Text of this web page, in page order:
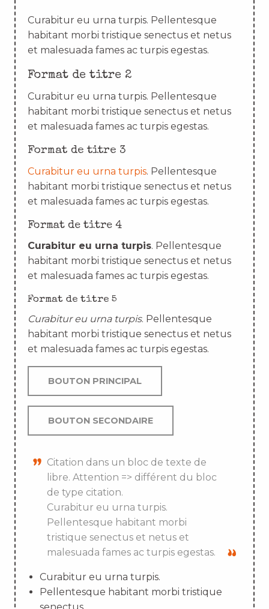
Curabitur eu urna turpis. Pellentesque
habitant morbi tristique senectus et netus
et malesuada fames ac turpis egestas.
Format de titre 2
Curabitur eu urna turpis. Pellentesque
habitant morbi tristique senectus et netus
et malesuada fames ac turpis egestas.
Format de titre 3
Curabitur eu urna turpis. Pellentesque
habitant morbi tristique senectus et netus
et malesuada fames ac turpis egestas.
Format de titre 4
Curabitur eu urna turpis. Pellentesque
habitant morbi tristique senectus et netus
et malesuada fames ac turpis egestas.
Format de titre 5
Curabitur eu urna turpis. Pellentesque
habitant morbi tristique senectus et netus
et malesuada fames ac turpis egestas.
BOUTON PRINCIPAL
BOUTON SECONDAIRE
Citation dans un bloc de texte de
libre. Attention => différent du bloc
de type citation.
Curabitur eu urna turpis.
Pellentesque habitant morbi
tristique senectus et netus et
malesuada fames ac turpis egestas.
Curabitur eu urna turpis.
Pellentesque habitant morbi tristique